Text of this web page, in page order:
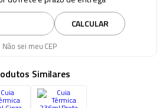
Não sei meu CEP
CALCULAR
Similares